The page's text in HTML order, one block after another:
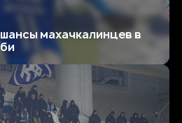
махачкалинцев в